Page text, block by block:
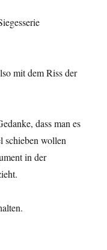
mit dem Riss der
dass man es
schieben wollen
in der